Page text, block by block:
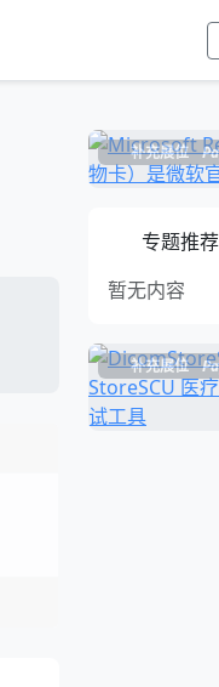
补充展位
专题推荐
暂无内容
补充展位